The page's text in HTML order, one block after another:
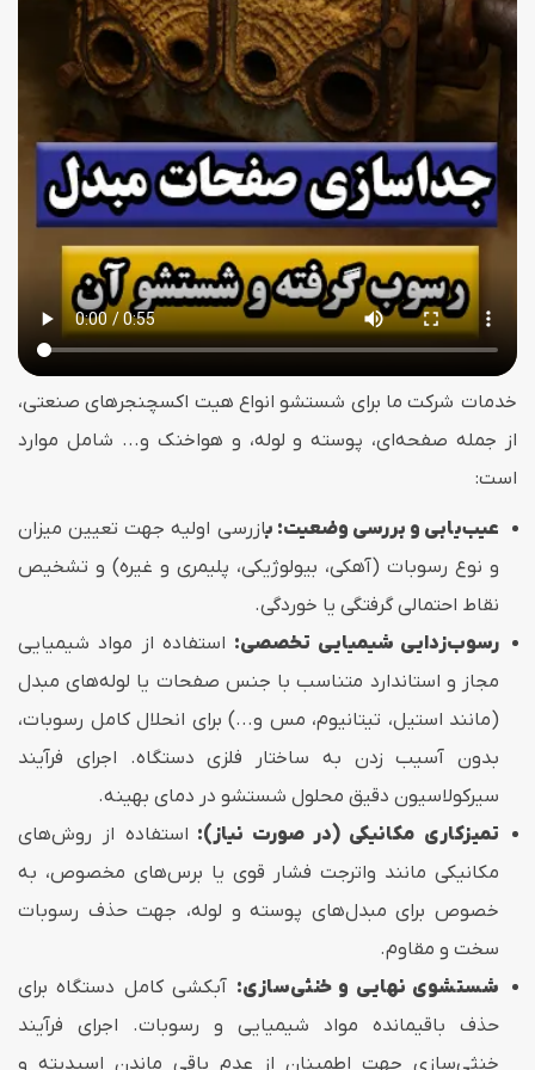
خدمات شرکت ما برای شستشو انواع هیت اکسچنجرهای صنعتی،
از جمله صفحه‌ای، پوسته و لوله، و هواخنک و... شامل موارد
است:
عیب‌یابی و بررسی وضعیت: بازرسی اولیه جهت تعیین میزان
و نوع رسوبات (آهکی، بیولوژیکی، پلیمری و غیره) و تشخیص
نقاط احتمالی گرفتگی یا خوردگی.
رسوب‌زدایی شیمیایی تخصصی: استفاده از مواد شیمیایی
مجاز و استاندارد متناسب با جنس صفحات یا لوله‌های مبدل
(مانند استیل، تیتانیوم، مس و...) برای انحلال کامل رسوبات،
بدون آسیب زدن به ساختار فلزی دستگاه. اجرای فرآیند
سیرکولاسیون دقیق محلول شستشو در دمای بهینه.
تمیزکاری مکانیکی (در صورت نیاز): استفاده از روش‌های
مکانیکی مانند واترجت فشار قوی یا برس‌های مخصوص، به
خصوص برای مبدل‌های پوسته و لوله، جهت حذف رسوبات
سخت و مقاوم.
شستشوی نهایی و خنثی‌سازی: آبکشی کامل دستگاه برای
حذف باقیمانده مواد شیمیایی و رسوبات. اجرای فرآیند
خنثی‌سازی جهت اطمینان از عدم باقی ماندن اسیدیته و